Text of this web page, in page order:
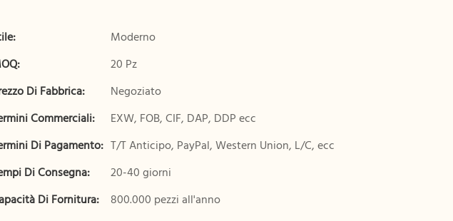
Moderno
20 Pz
Di Fabbrica:
Negoziato
Commerciali:
EXW, FOB, CIF, DAP, DDP ecc
Di Pagamento: T/T Anticipo, PayPal, Western Union, L/C, ecc
Di Consegna:
20-40 giorni
Di Fornitura:
800.000 pezzi all'anno